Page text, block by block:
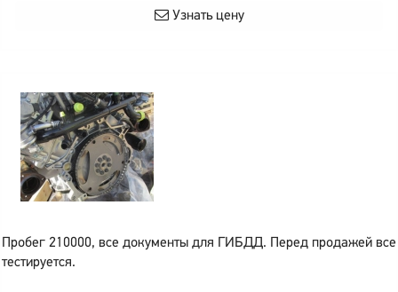
Узнать цену
Пробег 210000, все документы для ГИБДД. Перед продажей все
тестируется.